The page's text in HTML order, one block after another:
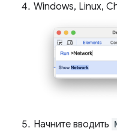
Windows, Linux,
Начните вводить